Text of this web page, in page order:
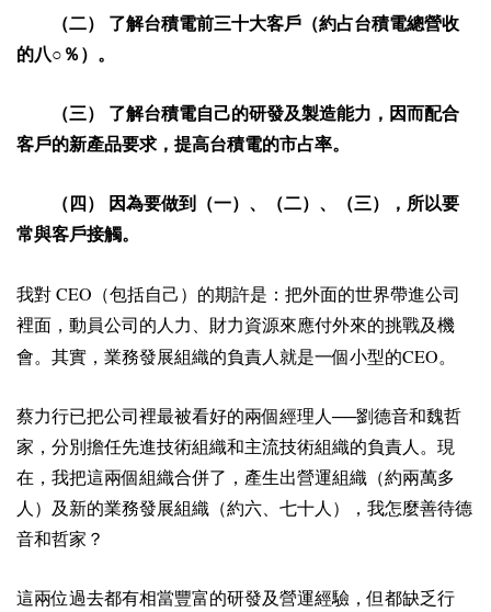
（二） 了解台積電前三十大客戶（約占台積電總營收
的八○％）。
（三） 了解台積電自己的研發及製造能力，因而配合
客戶的新產品要求，提高台積電的市占率。
（四） 因為要做到（一）、（二）、（三），所以要
常與客戶接觸。
我對 CEO （包括自己）的期許是：把外面的世界帶進公司
裡面，動員公司的人力、財力資源來應付外來的挑戰及機
會。其實，業務發展組織的負責人就是一個小型的CEO。
蔡力行已把公司裡最被看好的兩個經理人──劉德音和魏哲
家，分別擔任先進技術組織和主流技術組織的負責人。現
在，我把這兩個組織合併了，產生出營運組織（約兩萬多
人）及新的業務發展組織（約六、七十人），我怎麼善待德
音和哲家？
這兩位過去都有相當豐富的研發及營運經驗，但都缺乏行